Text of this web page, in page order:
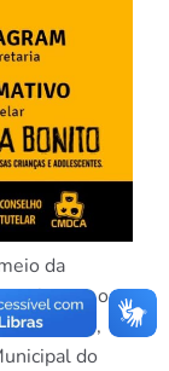
da
com o
– CRAS,
do